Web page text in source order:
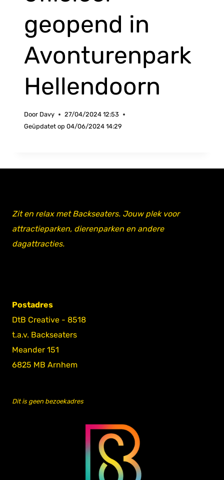
geopend in
Avonturenpark
Hellendoorn
Door Davy
27/04/2024 12:53
Geüpdatet op 04/06/2024 14:29
Zit en relax met Backseaters. Jouw plek voor
attractieparken, dierenparken en andere
dagattracties.
Postadres
DtB Creative - 8518
t.a.v. Backseaters
Meander 151
6825 MB Arnhem
Dit is geen bezoekadres